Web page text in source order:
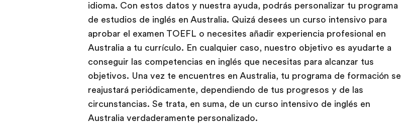
idioma. Con estos datos y nuestra ayuda, podrás personalizar tu programa
de estudios de inglés en Australia. Quizá desees un curso intensivo para
aprobar el examen TOEFL o necesites añadir experiencia profesional en
Australia a tu currículo. En cualquier caso, nuestro objetivo es ayudarte a
conseguir las competencias en inglés que necesitas para alcanzar tus
objetivos. Una vez te encuentres en Australia, tu programa de formación se
reajustará periódicamente, dependiendo de tus progresos y de las
circunstancias. Se trata, en suma, de un curso intensivo de inglés en
Australia verdaderamente personalizado.